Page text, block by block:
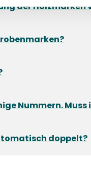
der Holzmarken
Nummern.
doppelt?